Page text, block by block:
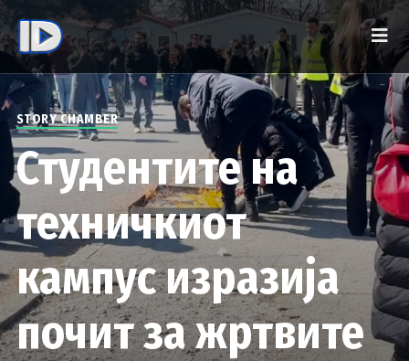
STORY CHAMBER
Студентите на
техничкиот
кампус изразија
почит за жртвите